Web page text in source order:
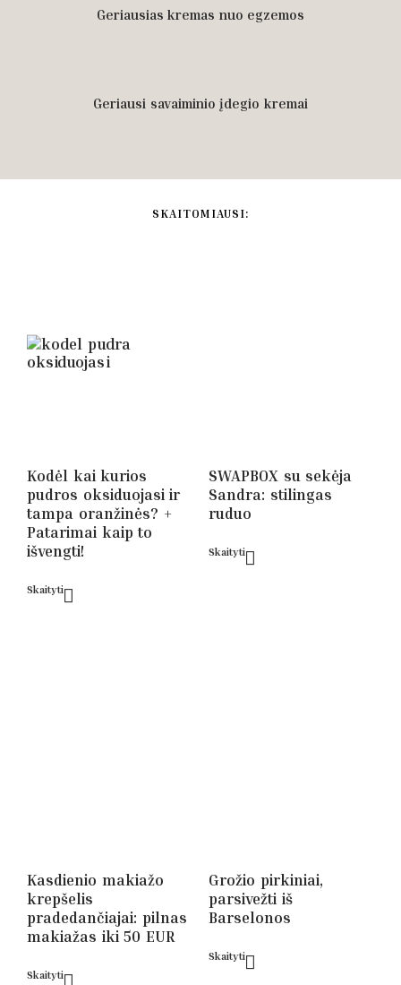
Geriausias kremas nuo egzemos
Geriausi savaiminio įdegio kremai
SKAITOMIAUSI:
Kodėl kai kurios
pudros oksiduojasi ir
tampa oranžinės? +
Patarimai kaip to
išvengti!
Skaityti
SWAPBOX su sekėja
Sandra: stilingas
ruduo
Skaityti
Kasdienio makiažo
krepšelis
pradedančiajai: pilnas
makiažas iki 50 EUR
Skaityti
Grožio pirkiniai,
parsivežti iš
Barselonos
Skaityti